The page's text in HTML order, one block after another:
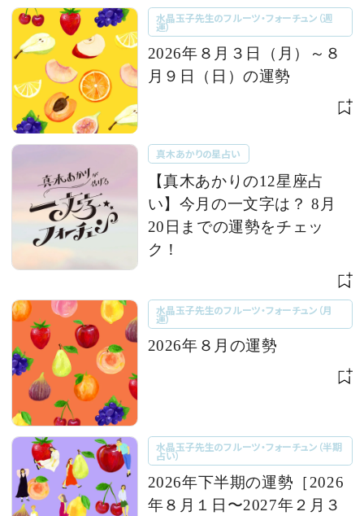
水晶玉子先生のフルーツ・フォーチュン（週
運）
2026年８月３日（月）～８
月９日（日）の運勢
真木あかりの星占い
【真木あかりの12星座占
い】今月の一文字は？ 8月
20日までの運勢をチェッ
ク！
水晶玉子先生のフルーツ・フォーチュン（月
運）
2026年８月の運勢
水晶玉子先生のフルーツ・フォーチュン（半期
占い）
2026年下半期の運勢［2026
年８月１日〜2027年２月３